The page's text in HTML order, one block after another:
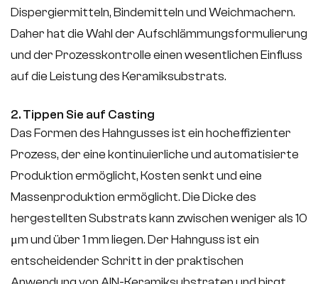
Dispergiermitteln, Bindemitteln und Weichmachern.
Daher hat die Wahl der Aufschlämmungsformulierung
und der Prozesskontrolle einen wesentlichen Einfluss
auf die Leistung des Keramiksubstrats.
2. Tippen Sie auf Casting
Das Formen des Hahngusses ist ein hocheffizienter
Prozess, der eine kontinuierliche und automatisierte
Produktion ermöglicht, Kosten senkt und eine
Massenproduktion ermöglicht. Die Dicke des
hergestellten Substrats kann zwischen weniger als 10
μm und über 1 mm liegen. Der Hahnguss ist ein
entscheidender Schritt in der praktischen